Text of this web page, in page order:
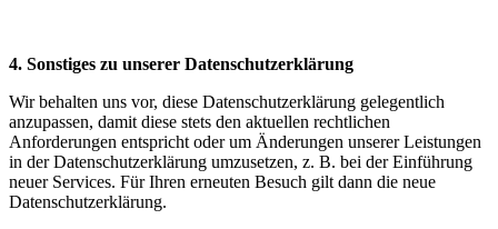
4. Sonstiges zu unserer Datenschutzerklärung
Wir behalten uns vor, diese Datenschutzerklärung gelegentlich
anzupassen, damit diese stets den aktuellen rechtlichen
Anforderungen entspricht oder um Änderungen unserer Leistungen
in der Datenschutzerklärung umzusetzen, z. B. bei der Einführung
neuer Services. Für Ihren erneuten Besuch gilt dann die neue
Datenschutzerklärung.